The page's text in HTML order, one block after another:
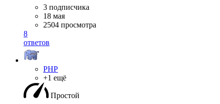
3 подписчика
18 мая
2504 просмотра
8
ответов
PHP
+1 ещё
Простой